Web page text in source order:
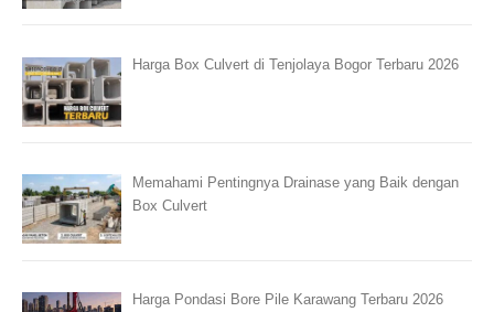
Harga Box Culvert di Tenjolaya Bogor Terbaru 2026
Memahami Pentingnya Drainase yang Baik dengan
Box Culvert
Harga Pondasi Bore Pile Karawang Terbaru 2026